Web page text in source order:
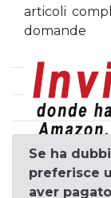
articoli
domande
Se ha
preferisce
aver